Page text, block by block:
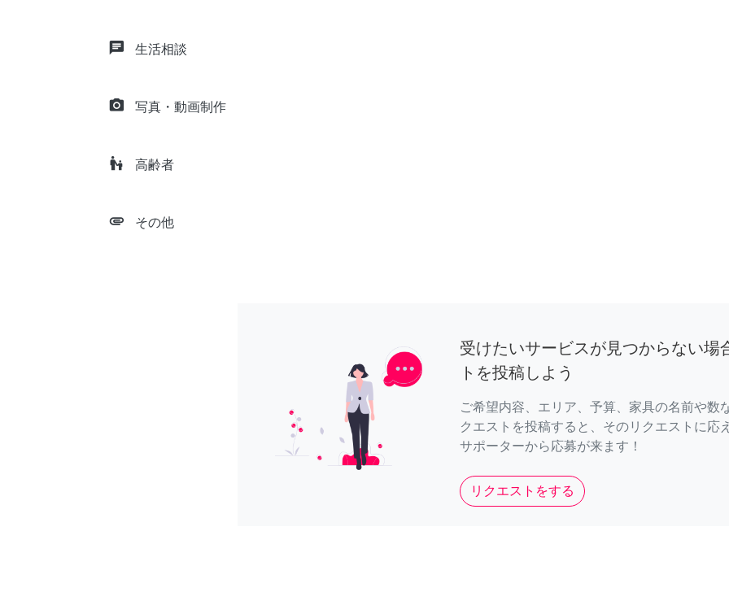
chat 生活相談
camera_alt 写真・動画制作
escalator_warning 高齢者
attachment その他
受けたいサービスが見つからない場
トを投稿しよう
ご希望内容、エリア、予算、家具の名前や数
クエストを投稿すると、そのリクエストに応
サポーターから応募が来ます！
リクエストをする